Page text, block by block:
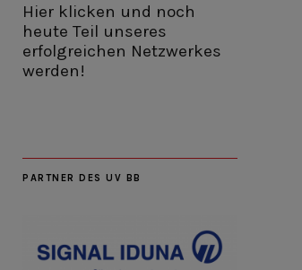
Hier klicken und noch
heute Teil unseres
erfolgreichen Netzwerkes
werden!
PARTNER DES UV BB